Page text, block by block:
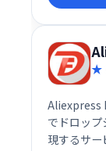
ビジネス
Aliexpress
でドロッ
現するサー